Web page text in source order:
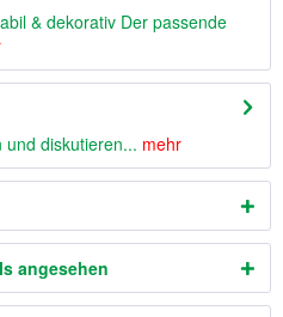
& dekorativ Der passende
und diskutieren... mehr
angesehen